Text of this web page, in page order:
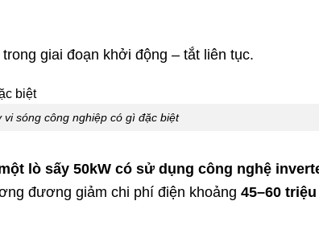
giai đoạn khởi động – tắt liên tục.
sóng công nghiệp có gì đặc biệt
lò sấy 50kW có sử dụng công nghệ
đương giảm chi phí điện khoảng 45–60 triệu